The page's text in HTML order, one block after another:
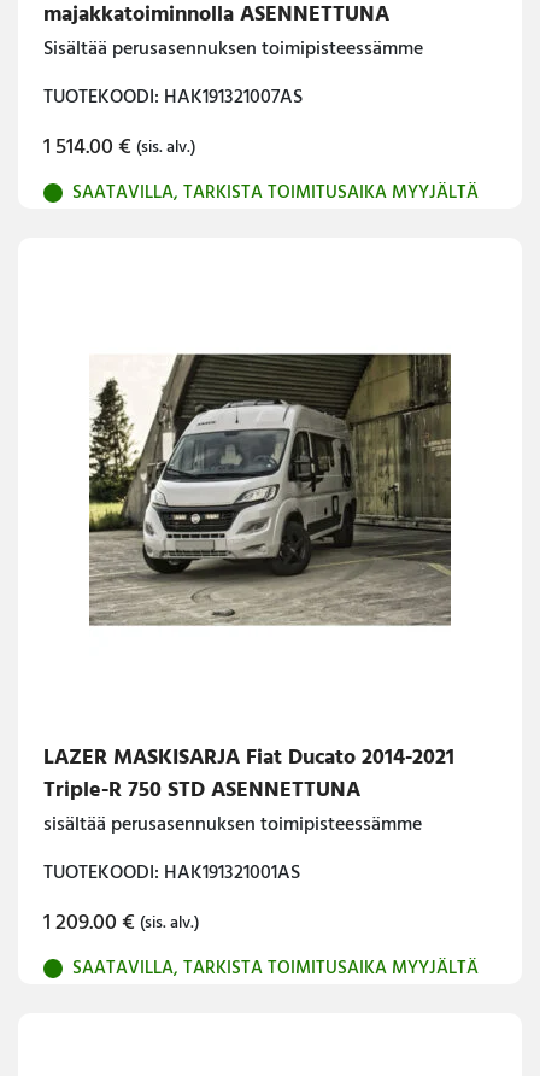
majakkatoiminnolla ASENNETTUNA
Sisältää perusasennuksen toimipisteessämme
TUOTEKOODI: HAK191321007AS
1 514.00€ (sis. alv.)
SAATAVILLA, TARKISTA TOIMITUSAIKA MYYJÄLTÄ
LAZER MASKISARJA Fiat Ducato 2014-2021
Triple-R 750 STD ASENNETTUNA
sisältää perusasennuksen toimipisteessämme
TUOTEKOODI: HAK191321001AS
1 209.00€ (sis. alv.)
SAATAVILLA, TARKISTA TOIMITUSAIKA MYYJÄLTÄ